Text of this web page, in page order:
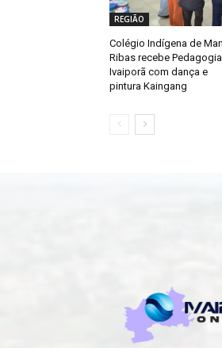
REGIÃO
Colégio Indígena de
Ribas recebe
Ivaiporã com dança e
pintura Kaingang